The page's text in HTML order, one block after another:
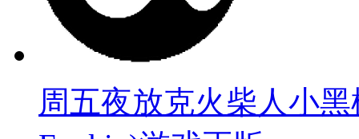
周五夜放克火柴人小黑